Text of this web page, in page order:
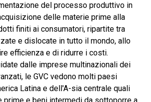
del processo produttivo in
delle materie prime alla
finiti ai consumatori, ripartite tra
e dislocate in tutto il mondo, allo
efficienza e di ridurre i costi.
dalle imprese multinazionali dei
le GVC vedono molti paesi
Latina e dell'A-sia centrale quali